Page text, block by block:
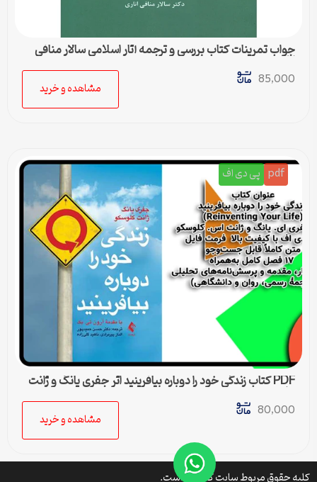
جواب تمرینات کتاب بررسی و ترجمه آثار اسلامی سالار منافی
اناری
85,000
مشاهده و خرید
pdf پی دی اف
PDF کتاب زندگی خود را دوباره بیافرینید اثر جفری یانگ و ژانت
کلوسکو
80,000
مشاهده و خرید
کلیه حقوق مربوط سایت کتافایل است.